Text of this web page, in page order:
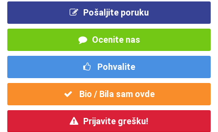
Pošaljite poruku
Ocenite nas
Pohvalite
Bio / Bila sam ovde
Prijavite grešku!